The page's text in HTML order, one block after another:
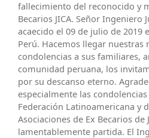
fallecimiento del reconocido y
Becarios JICA. Señor Ingeniero
acaecido el 09 de julio de 2019
Perú. Hacemos llegar nuestras
condolencias a sus familiares,
comunidad peruana, los
por su descanso eterno.
especialmente las
Federación Latinoamericana y
Asociaciones de Ex Becarios de
lamentablemente partida. El